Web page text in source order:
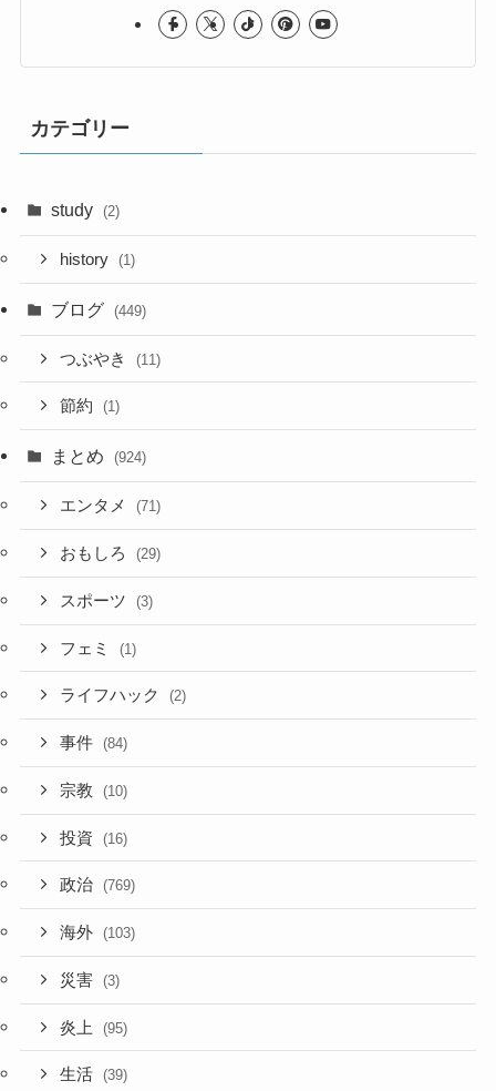
カテゴリー
study (2)
history (1)
ブログ (449)
つぶやき (11)
節約 (1)
まとめ (924)
エンタメ (71)
おもしろ (29)
スポーツ (3)
フェミ (1)
ライフハック (2)
事件 (84)
宗教 (10)
投資 (16)
政治 (769)
海外 (103)
災害 (3)
炎上 (95)
生活 (39)